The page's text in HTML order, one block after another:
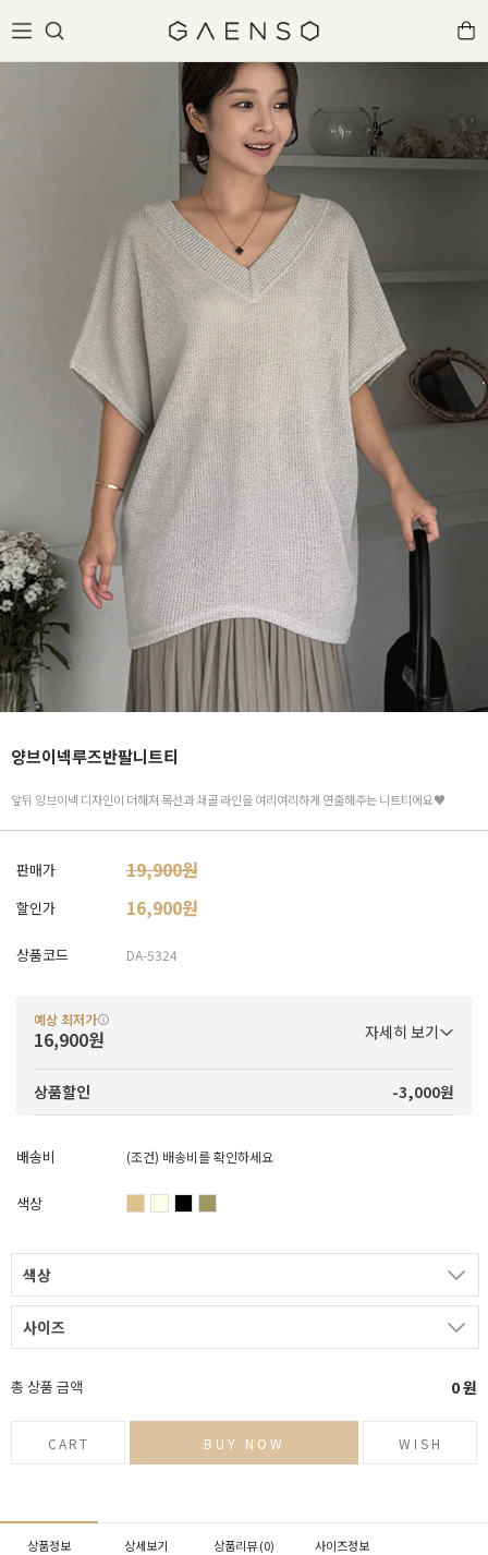
양브이넥루즈반팔니트티
앞뒤 양브이넥 디자인이 더해져 목선과 쇄골 라인을 여리여리하게 연출해주는 니트티에요♥
판매가 19,900원
할인가 16,900원
상품코드 DA-5324
예상 최저가
16,900원 자세히 보기
상품할인 -3,000원
배송비 (조건) 배송비를 확인하세요
색상
색상
사이즈
총 상품 금액 0원
CART BUY NOW WISH
상품정보 상세보기 상품리뷰 (0) 사이즈정보